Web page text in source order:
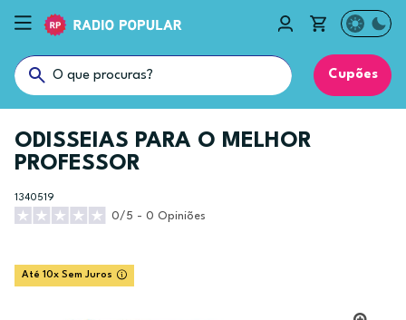
Cupões
ODISSEIAS PARA O MELHOR
PROFESSOR
1340519
0/5 - 0 Opiniões
Até 10x Sem Juros